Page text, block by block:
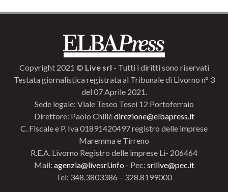
Copyright 2021 © Live srl - Tutti i diritti sono riservati
Testata giornalistica registrata al Tribunale di Livorno n° 3
del 07 Aprile 2021.
Sede legale: Viale Teseo Tesei 12 Portoferraio
Direttore: Paolo Chillèdirezione@elbapress.it
C. Fiscale e P. Iva 01891420497 registro delle imprese
Maremma e Tirreno
R.E.A. Livorno Registro delle imprese Li- 206464
Mail: agenzia@livesrl.info - Pec: srllive@pec.it
Tel: 348.3803386 – 328.8199000